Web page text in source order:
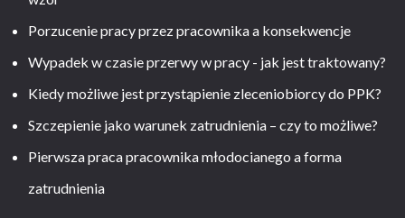
Porzucenie pracy przez pracownika a konsekwencje
Wypadek w czasie przerwy w pracy - jak jest traktowany?
Kiedy możliwe jest przystąpienie zleceniobiorcy do PPK?
Szczepienie jako warunek zatrudnienia – czy to możliwe?
Pierwsza praca pracownika młodocianego a forma
zatrudnienia